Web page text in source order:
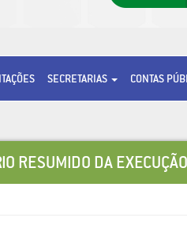
SECRETARIAS CONTAS
RESUMIDO DA